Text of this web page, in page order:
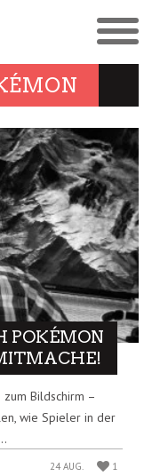
POKÉMON
Bildschirm –
wie Spieler in der
24 AUG. 1